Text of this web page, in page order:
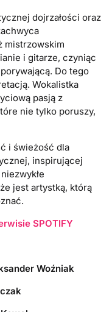
dojrzałości oraz
mistrzowskim
i gitarze, czyniąc
Do tego
Wokalistka
pasją z
nie tylko poruszy,
i świeżość dla
inspirującej
jest artystką, którą
SPOTIFY
Woźniak